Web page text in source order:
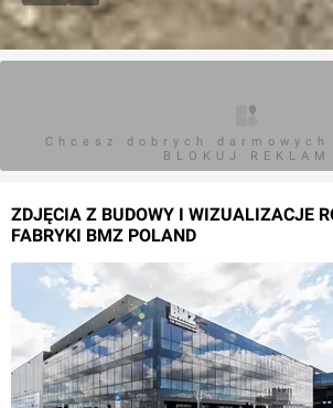
Chcesz dobrych
BLOKUJ REKLAM
ZDJĘCIA Z BUDOWY I WIZUALIZACJE
FABRYKI BMZ POLAND